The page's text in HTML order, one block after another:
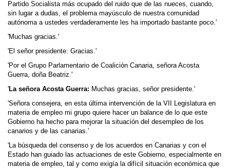
Partido Socialista más ocupado del ruido que de las nueces, cuando,
sin lugar a dudas, el problema mayúsculo de nuestra comunidad
autónoma a ustedes verdaderamente les ha importado bastante poco.'
'Muchas gracias.'
'El señor presidente: Gracias.'
'Por el Grupo Parlamentario de Coalición Canaria, señora Acosta
Guerra, doña Beatriz.'
'La señora Acosta Guerra: Muchas gracias, señor presidente.'
'Señora consejera, en esta última intervención de la VII Legislatura en
materia de empleo mi grupo quiere hacer un balance de lo que este
Gobierno ha hecho para mejorar la situación del desempleo de los
canarios y de las canarias.'
'La búsqueda del consenso y de los acuerdos en Canarias y con el
Estado han guiado las actuaciones de este Gobierno, especialmente en
materia de empleo, tal y como exigía la difícil situación económica que